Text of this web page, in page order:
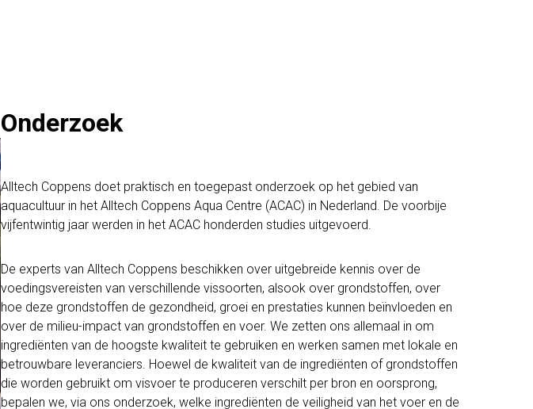
Onderzoek
Alltech Coppens doet praktisch en toegepast onderzoek op het gebied van
aquacultuur in het Alltech Coppens Aqua Centre (ACAC) in Nederland. De voorbije
vijfentwintig jaar werden in het ACAC honderden studies uitgevoerd.
De experts van Alltech Coppens beschikken over uitgebreide kennis over de
voedingsvereisten van verschillende vissoorten, alsook over grondstoffen, over
hoe deze grondstoffen de gezondheid, groei en prestaties kunnen beïnvloeden en
over de milieu-impact van grondstoffen en voer. We zetten ons allemaal in om
ingrediënten van de hoogste kwaliteit te gebruiken en werken samen met lokale en
betrouwbare leveranciers. Hoewel de kwaliteit van de ingrediënten of grondstoffen
die worden gebruikt om visvoer te produceren verschilt per bron en oorsprong,
bepalen we, via ons onderzoek, welke ingrediënten de veiligheid van het voer en de